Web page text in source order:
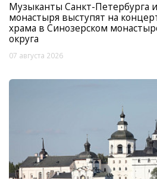
Музыканты Санкт-Петербурга и
монастыря выступят на
храма в Синозерском
округа
07 августа 2026